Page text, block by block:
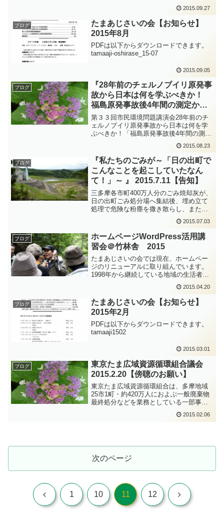
０） 会場 ：青梅福祉センター青梅市で
は、ヤノナミガタチビタマムシの被害が
近年激しくな...
2015.09.27
ブログ
たまあじさいの会【お知らせ】
2015年8月
PDFは以下からダウンロードできます。
tamaaji-oshirase_15-07
2015.09.05
ブログ
『28年前のチェルノブイリ原発事
故から日本は何を学ぶべきか！
福島原発事故後4年間の測定から
見えてきたもの』 2015.3.14【講
演会告知】
第３３回市民環境問題講演会28年前のチ
ェルノブイリ原発事故から日本は何を学
ぶべきか！「福島原発事故後4年間の測定
朽原発を考える会（フクロウの会）事務
局長NPO法人 ちくりん舎 市民放射線
監視センター理事 ...
2015.08.23
ブログ
『私たちのごみが～「日の出町で
こんなことを起こしていたなん
て！」～ 』 2015.7.11【告知】
三多摩各市町400万人分のごみ焼却灰が、
日の出町ごみ処分場へ集結後、埋め立て
処理で危険な粉塵を撒き散らし、また今
害排ガスを拡散し続けて、３０年に渡る
長期間になります。昨年驚くべき事実が
分かりました。保健所...
2015.07.03
ブログ
ホームページWordPress活用講
習会＠竹林舎 2015
たまあじさいの会では現在、ホームペー
ジのリニューアルに取り組んでいます。
1998年から継続している地域の生活者、
市民の視点からの環境問題への取り組
み、研究者や専門家の指導、協力による
科学的な調査活動の結果や成果を今後、
ひとりでも多くの方に知...
2015.04.20
ブログ
たまあじさいの会【お知らせ】
2015年2月
PDFは以下からダウンロードできます。
tamaaji1502
2015.03.01
ブログ
東京たま広域資源循環組合議会
2015.2.20【傍聴のお願い】
東京たま広域資源循環組合は、多摩地域
25市1町・約420万人におよぶ一般廃棄物
最終処分などを業務としている一部事務
組合ですが、情報公開条例を持っていま
せん。2月20日（金）に行われる循環組合
2015.02.06
次のページ
前 1 10 11 12 次